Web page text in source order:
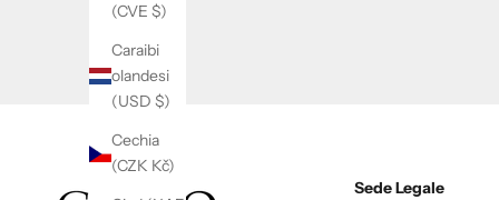
(CVE $)
Caraibi
olandesi
(USD $)
Cechia
(CZK Kč)
Sede Legale